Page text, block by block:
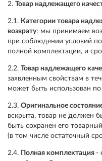
2. Товар надлежащего
2.1. Категории товара
возврату: мы принимаем
при соблюдении условий
полной комплектации, и
2.2. Товар надлежащего
заявленным свойствам в
может быть использован
2.3. Оригинальное
вскрыта, товар не должен
быть сохранен его
(в том числе остаточный
2.4. Полная комплектация -